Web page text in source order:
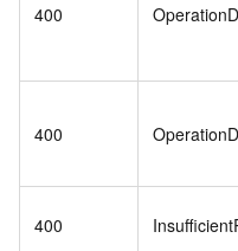
400
400
400